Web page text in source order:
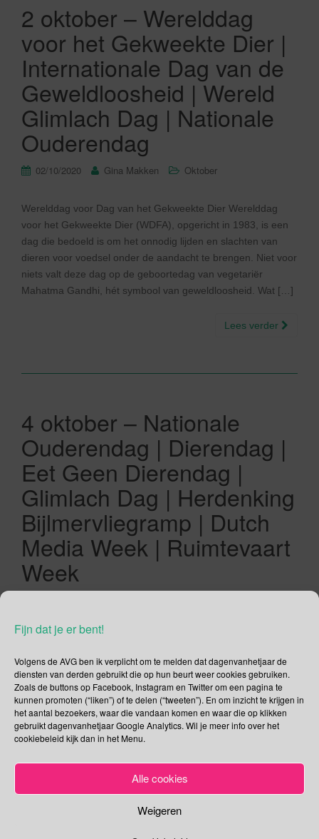
Fijn dat je er bent!
Volgens de AVG ben ik verplicht om te melden dat dagenvanhetjaar de
diensten van derden gebruikt die op hun beurt weer cookies gebruiken.
Zoals de buttons op Facebook, Instagram en Twitter om een pagina te
kunnen promoten (“liken”) of te delen (“tweeten”). En om inzicht te krijgen in
het aantal bezoekers, waar die vandaan komen en waar die op klikken
gebruikt dagenvanhetjaar Google Analytics. Wil je meer info over het
cookiebeleid kijk dan in het Menu.
Alle cookies
Weigeren
2 oktober – Werelddag
voor het Gekweekte Dier |
Internationale Dag van de
Geweldloosheid | Wereld
Glimlach Dag | Nationale
Ouderendag
02/10/2020 Gina Makken Oktober
Werelddag voor Dag van het Gekweekte Dier Werelddag
voor het Gekweekte Dier (WDFA), opgericht in 1983, is een
dag die bedoeld is om het onnodig lijden en slachten van
dieren voor voedsel onder de aandacht te brengen. Niet voor
niets valt deze dag op de geboortedag van vegetariër
Mahatma Gandhi, hét symbool van geweldloosheid. Wat […]
Lees verder
4 oktober – Nationale
Ouderendag | Dierendag |
Eet Geen Dierendag |
Glimlach Dag | Herdenking
Bijlmervliegramp | Dutch
Media Week | Ruimtevaart
Week
Nationale Ouderendag De eerste ouderendag begon in 2009
uitgegroeid tot een landelijk evenement waarbij de wensen
van duizenden ouderen op en rond de eerste vrijdag in
oktober vervult worden door het Nationaal Ouderenfonds en
door mensen die een wens willen vervullen. Vorig jaar […]